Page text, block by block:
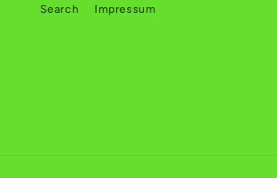
Search Impressum